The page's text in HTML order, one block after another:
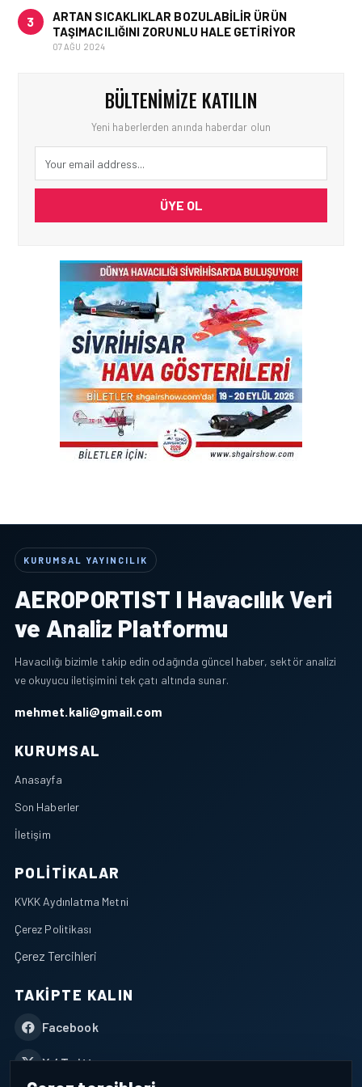
3
ARTAN SICAKLIKLAR BOZULABILIR ÜRÜN
TAŞIMACILIĞINI ZORUNLU HALE GETIRIYOR
07 AĞU 2024
BÜLTENIMIZE KATILIN
Yeni haberlerden anında haberdar olun
ÜYE OL
KURUMSAL YAYINCILIK
AEROPORTIST I Havacılık Veri
ve Analiz Platformu
Havacılığı bizimle takip edin odağında güncel haber, sektör analizi
ve okuyucu iletişimini tek çatı altında sunar.
mehmet.kali@gmail.com
KURUMSAL
Anasayfa
Son Haberler
İletişim
POLITIKALAR
KVKK Aydınlatma Metni
Çerez Politikası
Çerez Tercihleri
TAKIPTE KALIN
Facebook
X / Twitter